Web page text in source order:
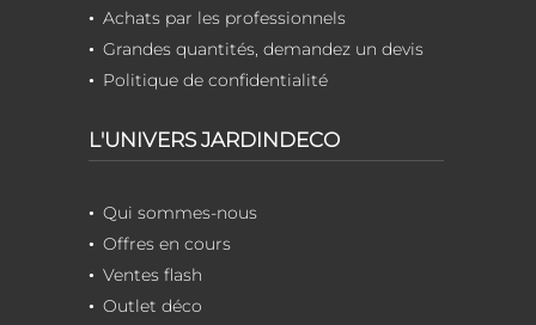
Achats par les professionnels
Grandes quantités, demandez un devis
Politique de confidentialité
L'UNIVERS JARDINDECO
Qui sommes-nous
Offres en cours
Ventes flash
Outlet déco